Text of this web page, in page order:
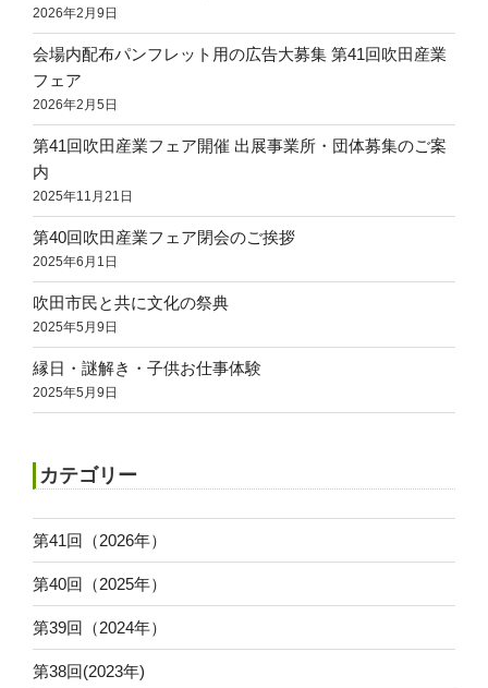
2026年2月9日
会場内配布パンフレット用の広告大募集 第41回吹田産業
フェア
2026年2月5日
第41回吹田産業フェア開催 出展事業所・団体募集のご案
内
2025年11月21日
第40回吹田産業フェア閉会のご挨拶
2025年6月1日
吹田市民と共に文化の祭典
2025年5月9日
縁日・謎解き・子供お仕事体験
2025年5月9日
カテゴリー
第41回（2026年）
第40回（2025年）
第39回（2024年）
第38回(2023年)